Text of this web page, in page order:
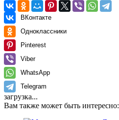
ВКонтакте
Одноклассники
Pinterest
Viber
WhatsApp
Telegram
загрузка...
Вам также может быть интересно: